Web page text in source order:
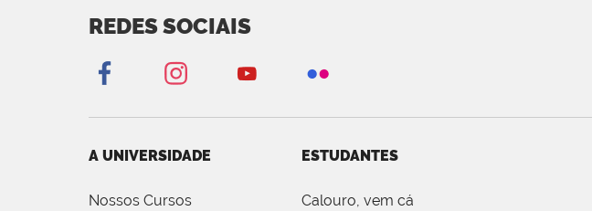
REDES SOCIAIS
A UNIVERSIDADE
Nossos Cursos
ESTUDANTES
Calouro, vem cá